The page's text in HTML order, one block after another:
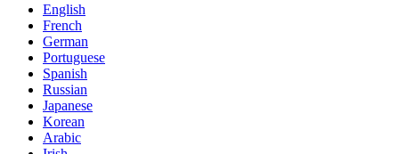
English
French
German
Portuguese
Spanish
Russian
Japanese
Korean
Arabic